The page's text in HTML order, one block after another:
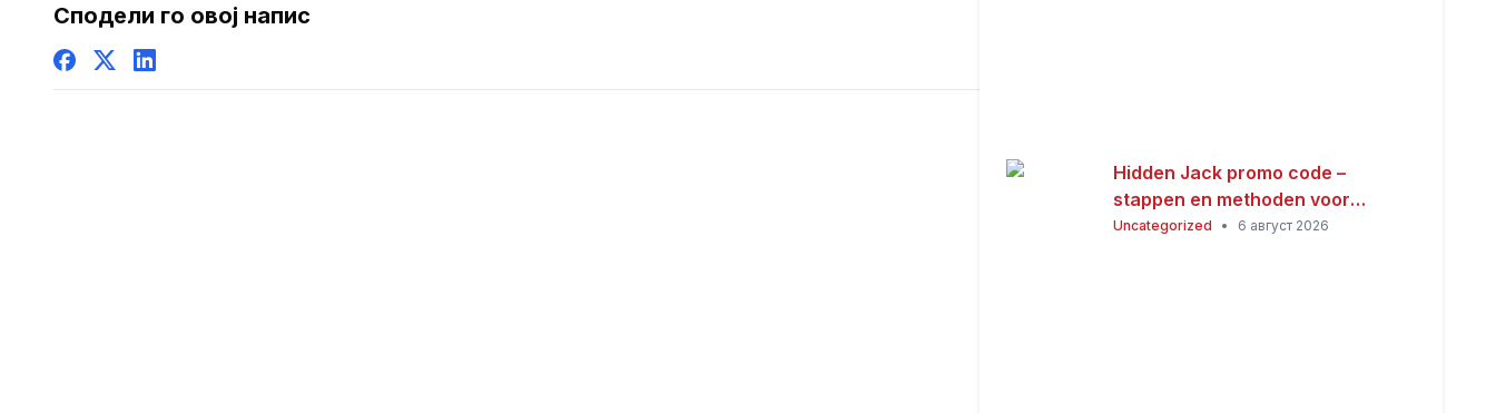
Сподели го овој напис
Hidden Jack promo code –
stappen en methoden voor
Nederlandse spelers
Uncategorized • 6 август 2026